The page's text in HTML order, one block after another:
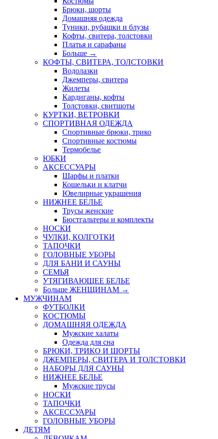
Брюки, шорты
Домашняя одежда
Туники, рубашки и блузы
Кофты, свитера, толстовки
Платья и сарафаны
Больше →
КОФТЫ, СВИТЕРА, ТОЛСТОВКИ
Водолазки
Джемперы, свитера
Жилеты
Кардиганы, кофты
Толстовки, свитшоты
КУРТКИ, ВЕТРОВКИ
СПОРТИВНАЯ ОДЕЖДА
Спортивные брюки, трико
Спортивные костюмы
Термобелье
ЮБКИ
AКСЕССУАРЫ
Шарфы и платки
Кошельки и клатчи
Ювелирные украшения
НИЖНЕЕ БЕЛЬЕ
Трусы женские
Бюстгальтеры и комплекты
НОСКИ
ЧУЛКИ, КОЛГОТКИ
ТАПОЧКИ
ГОЛОВНЫЕ УБОРЫ
ДЛЯ БАНИ И САУНЫ
СЕМЬЯ
УТЯГИВАЮЩЕЕ БЕЛЬЕ
Больше ЖЕНЩИНАМ →
МУЖЧИНАМ
ФУТБОЛКИ
КОСТЮМЫ
ДОМАШНЯЯ ОДЕЖДА
Мужские халаты
Одежда для сна
БРЮКИ, ТРИКО И ШОРТЫ
ДЖЕМПЕРЫ, СВИТЕРА И ТОЛСТОВКИ
НАБОРЫ ДЛЯ САУНЫ
НИЖНЕЕ БЕЛЬЕ
Мужские трусы
НОСКИ
ТАПОЧКИ
АКСЕССУАРЫ
ГОЛОВНЫЕ УБОРЫ
ДЕТЯМ